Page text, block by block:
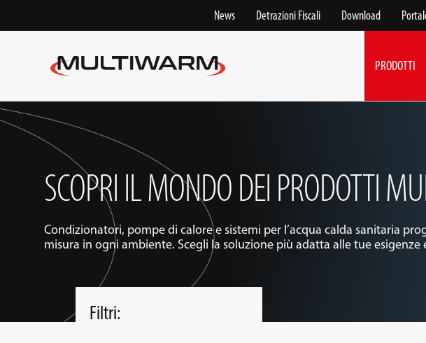
News Detrazioni Fiscali Download
PRODOTTI
SCOPRI IL MONDO DEI PRODOTTI
Condizionatori, pompe di calore e sistemi per l’acqua calda sanitaria
misura in ogni ambiente. Scegli la soluzione più adatta alle tue
Filtri: